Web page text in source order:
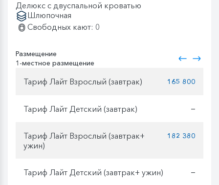
Делюкс с двуспальной кроватью
Шлюпочная
Свободных кают: 0
Размещение
1-местное размещение
Тариф Лайт Взрослый (завтрак) 165 800
Тариф Лайт Детский (завтрак) —
Тариф Лайт Взрослый (завтрак+
ужин)
182 380
Тариф Лайт Детский (завтрак+ ужин) —